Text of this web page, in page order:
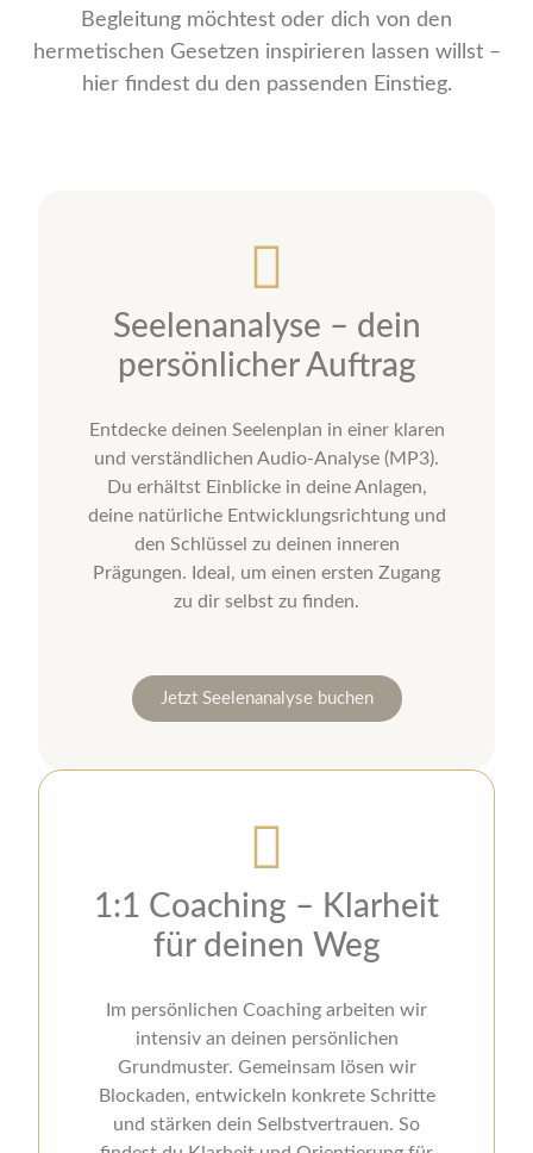
Begleitung möchtest oder dich von den
hermetischen Gesetzen inspirieren lassen willst –
hier findest du den passenden Einstieg.
Seelenanalyse – dein
persönlicher Auftrag
Entdecke deinen Seelenplan in einer klaren
und verständlichen Audio-Analyse (MP3).
Du erhältst Einblicke in deine Anlagen,
deine natürliche Entwicklungsrichtung und
den Schlüssel zu deinen inneren
Prägungen. Ideal, um einen ersten Zugang
zu dir selbst zu finden.
Jetzt Seelenanalyse buchen
1:1 Coaching – Klarheit
für deinen Weg
Im persönlichen Coaching arbeiten wir
intensiv an deinen persönlichen
Grundmuster. Gemeinsam lösen wir
Blockaden, entwickeln konkrete Schritte
und stärken dein Selbstvertrauen. So